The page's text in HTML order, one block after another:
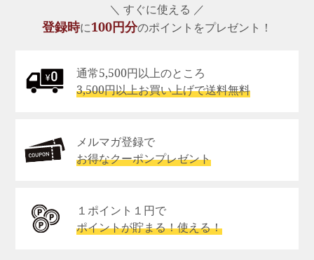
＼ すぐに使える ／
登録時に100円分のポイントをプレゼント！
通常5,500円以上のところ
3,500円以上お買い上げで送料無料
メルマガ登録で
お得なクーポンプレゼント
１ポイント１円で
ポイントが貯まる！使える！